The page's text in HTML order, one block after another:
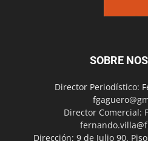
SOBRE
Director Periodístico:
Director Comercial:
Dirección: 9 de Julio 90.